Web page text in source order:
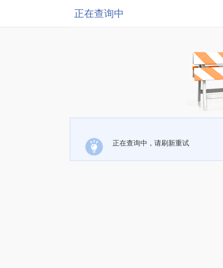
正在查询中
正在查询中，请刷新重试